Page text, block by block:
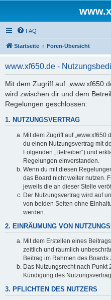
FAQ
Startseite Foren-Übersicht
www.xf650.de -
Mit dem Zugriff auf
wird zwischen dir und dem
Regelungen geschlossen:
1. NUTZUNGSVERTRAG
Mit dem Zugriff auf
du einen Nutzungsvertrag mit
Folgenden „Betreiber“) und
Regelungen einverstanden.
Wenn du mit diesen
das Board nicht weiter nutzen.
jeweils die an dieser Stelle
Der Nutzungsvertrag wird auf
von beiden Seiten ohne
werden.
2. EINRÄUMUNG VON
Mit dem Erstellen eines
zeitlich und räumlich
Beitrag im Rahmen des Boards
Das Nutzungsrecht nach Punkt
Kündigung des
3. PFLICHTEN DES NUTZERS